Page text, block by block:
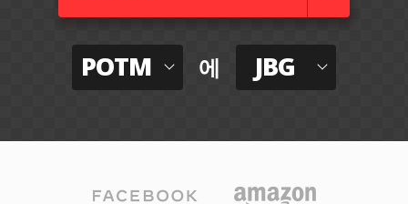
POTM 에 JBG